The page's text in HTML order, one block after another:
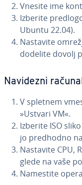
Vnesite ime
Izberite
Ubuntu 22.04).
Nastavite
dodelite dovolj
Navidezni
V spletnem
»Ustvari VM«.
Izberite ISO
jo predhodno
Nastavite CPU,
glede na vaše
Namestite